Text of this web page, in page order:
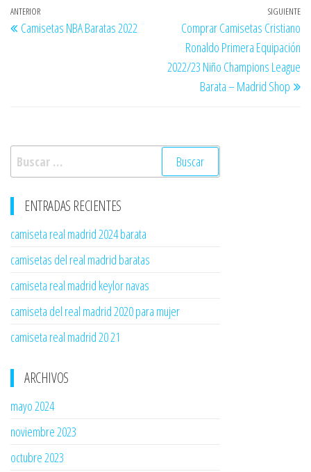
Navegación
de
Entrada
anterior
ANTERIOR
Camisetas NBA Baratas 2022
SIGUIENTE
Comprar Camisetas Cristiano
Ronaldo Primera Equipación
2022/23 Niño Champions League
Barata – Madrid Shop
Buscar:
ENTRADAS RECIENTES
camiseta real madrid 2024 barata
camisetas del real madrid baratas
camiseta real madrid keylor navas
camiseta del real madrid 2020 para mujer
camiseta real madrid 20 21
ARCHIVOS
mayo 2024
noviembre 2023
octubre 2023